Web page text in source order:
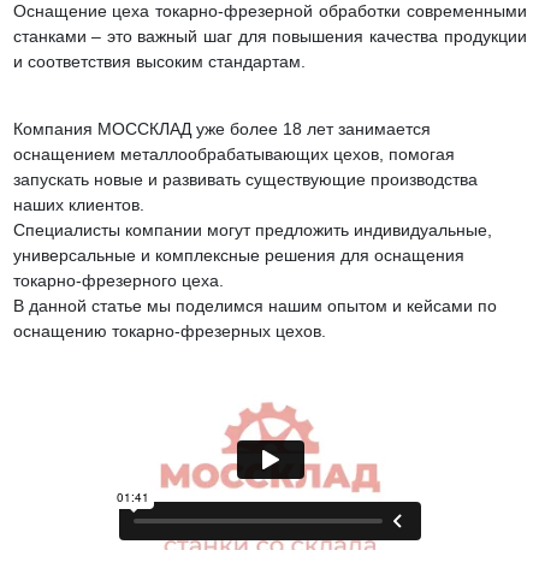
Оснащение цеха токарно-фрезерной обработки современными
станками – это важный шаг для повышения качества продукции
и соответствия высоким стандартам.
Компания МОССКЛАД уже более 18 лет занимается
оснащением металлообрабатывающих цехов, помогая
запускать новые и развивать существующие производства
наших клиентов.
Специалисты компании могут предложить индивидуальные,
универсальные и комплексные решения для оснащения
токарно-фрезерного цеха.
В данной статье мы поделимся нашим опытом и кейсами по
оснащению токарно-фрезерных цехов.